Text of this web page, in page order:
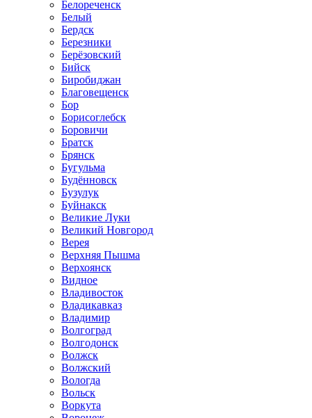
Белореченск
Белый
Бердск
Березники
Берёзовский
Бийск
Биробиджан
Благовещенск
Бор
Борисоглебск
Боровичи
Братск
Брянск
Бугульма
Будённовск
Бузулук
Буйнакск
Великие Луки
Великий Новгород
Верея
Верхняя Пышма
Верхоянск
Видное
Владивосток
Владикавказ
Владимир
Волгоград
Волгодонск
Волжск
Волжский
Вологда
Вольск
Воркута